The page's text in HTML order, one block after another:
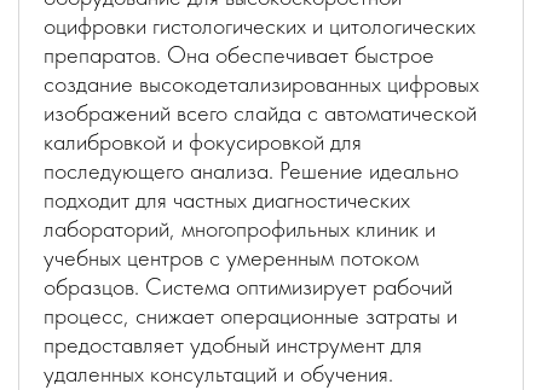
оцифровки гистологических и цитологических
препаратов. Она обеспечивает быстрое
создание высокодетализированных цифровых
изображений всего слайда с автоматической
калибровкой и фокусировкой для
последующего анализа. Решение идеально
подходит для частных диагностических
лабораторий, многопрофильных клиник и
учебных центров с умеренным потоком
образцов. Система оптимизирует рабочий
процесс, снижает операционные затраты и
предоставляет удобный инструмент для
удаленных консультаций и обучения.